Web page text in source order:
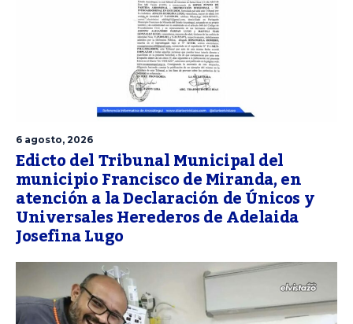
6 agosto, 2026
Edicto del Tribunal Municipal del
municipio Francisco de Miranda, en
atención a la Declaración de Únicos y
Universales Herederos de Adelaida
Josefina Lugo